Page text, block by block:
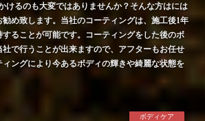
けるのも大変ではありませんか？そんな方はには
め致します。当社のコーティングは、施工後1年
ることが可能です。コーティングをした後のボ
で行うことが出来ますので、アフターもお任せ
ィングにより今あるボディの輝きや綺麗な状態を
ボディケア